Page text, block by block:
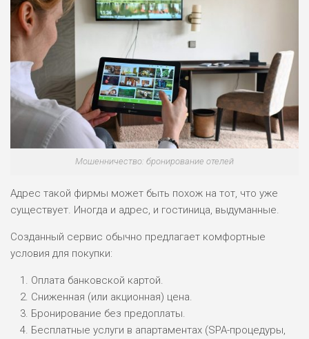
РИСКИ: НИЗКИЕ
ДОХОД: НИЗКИЙ
БЮДЖЕТ: НИЗКИЙ
ОБЗОР
ПОДОЙДЕТ
ВСЕМ
0
РИСКИ: НИЗКИЕ
ДОХОД: СРЕДНИЙ
ОБЗОР
Мошенничество: бронирование отелей
Адрес такой фирмы может быть похож на тот, что уже
существует. Иногда и адрес, и гостиница, выдуманные.
Созданный сервис обычно предлагает комфортные
условия для покупки:
Оплата банковской картой.
Сниженная (или акционная) цена.
Бронирование без предоплаты.
Бесплатные услуги в апартаментах (SPA-процедуры,